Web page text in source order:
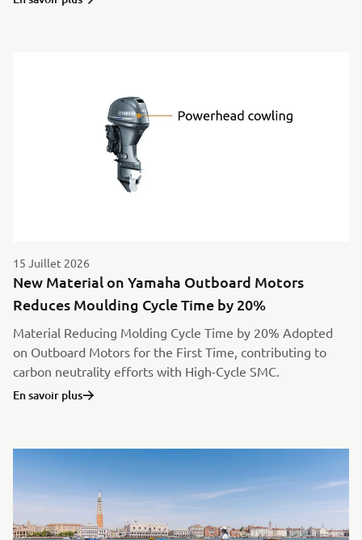
15 Juillet 2026
New Material on Yamaha Outboard Motors
Reduces Moulding Cycle Time by 20%
Material Reducing Molding Cycle Time by 20% Adopted
on Outboard Motors for the First Time, contributing to
carbon neutrality efforts with High-Cycle SMC.
En savoir plus